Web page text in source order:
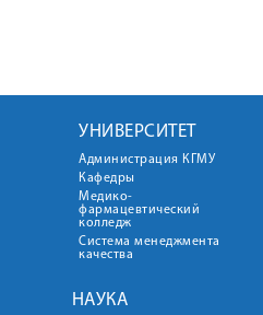
УНИВЕРСИТЕТ
Администрация КГМУ
Кафедры
Медико-
фармацевтический
колледж
Система менеджмента
качества
НАУКА